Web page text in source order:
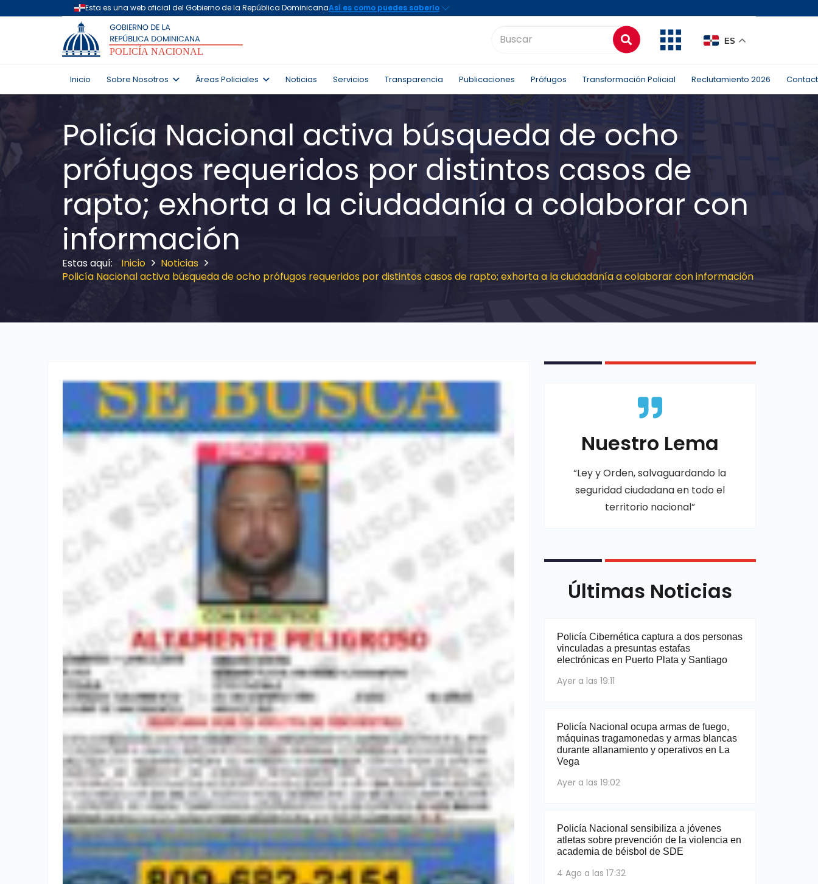
ES
Inicio Sobre Nosotros Áreas Policiales Noticias Servicios Transparencia Publicaciones Prófugos Transformación Policial Reclutamiento 2026
Policía Nacional activa búsqueda de ocho
prófugos requeridos por distintos casos de
rapto; exhorta a la ciudadanía a colaborar con
información
Inicio
Noticias
Policía Nacional activa búsqueda de ocho prófugos requeridos por distintos casos de rapto; exhorta a la ciudadanía a colaborar con información
Nuestro Lema
“Ley y Orden, salvaguardando la
seguridad ciudadana en todo el
territorio nacional”
Últimas Noticias
Policía Cibernética captura a dos personas
vinculadas a presuntas estafas
electrónicas en Puerto Plata y Santiago
Ayer a las 19:11
Policía Nacional ocupa armas de fuego,
máquinas tragamonedas y armas blancas
durante allanamiento y operativos en La
Vega
Ayer a las 19:02
Policía Nacional sensibiliza a jóvenes
atletas sobre prevención de la violencia en
academia de béisbol de SDE
4 Ago a las 17:32